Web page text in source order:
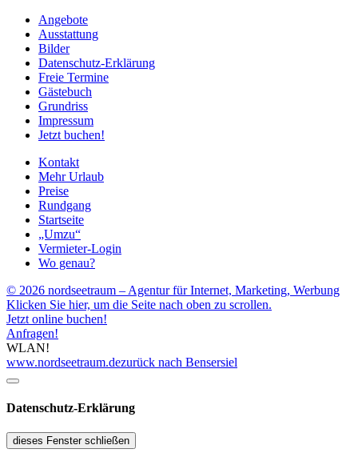
Angebote
Ausstattung
Bilder
Datenschutz-Erklärung
Freie Termine
Gästebuch
Grundriss
Impressum
Jetzt buchen!
Kontakt
Mehr Urlaub
Preise
Rundgang
Startseite
„Umzu“
Vermieter-Login
Wo genau?
© 2026 nordseetraum – Agentur für Internet, Marketing, Werbung
Klicken Sie hier, um die Seite nach oben zu scrollen.
Jetzt online buchen!
Anfragen!
WLAN!
www.nordseetraum.dezurück nach Bensersiel
Datenschutz-Erklärung
dieses Fenster schließen